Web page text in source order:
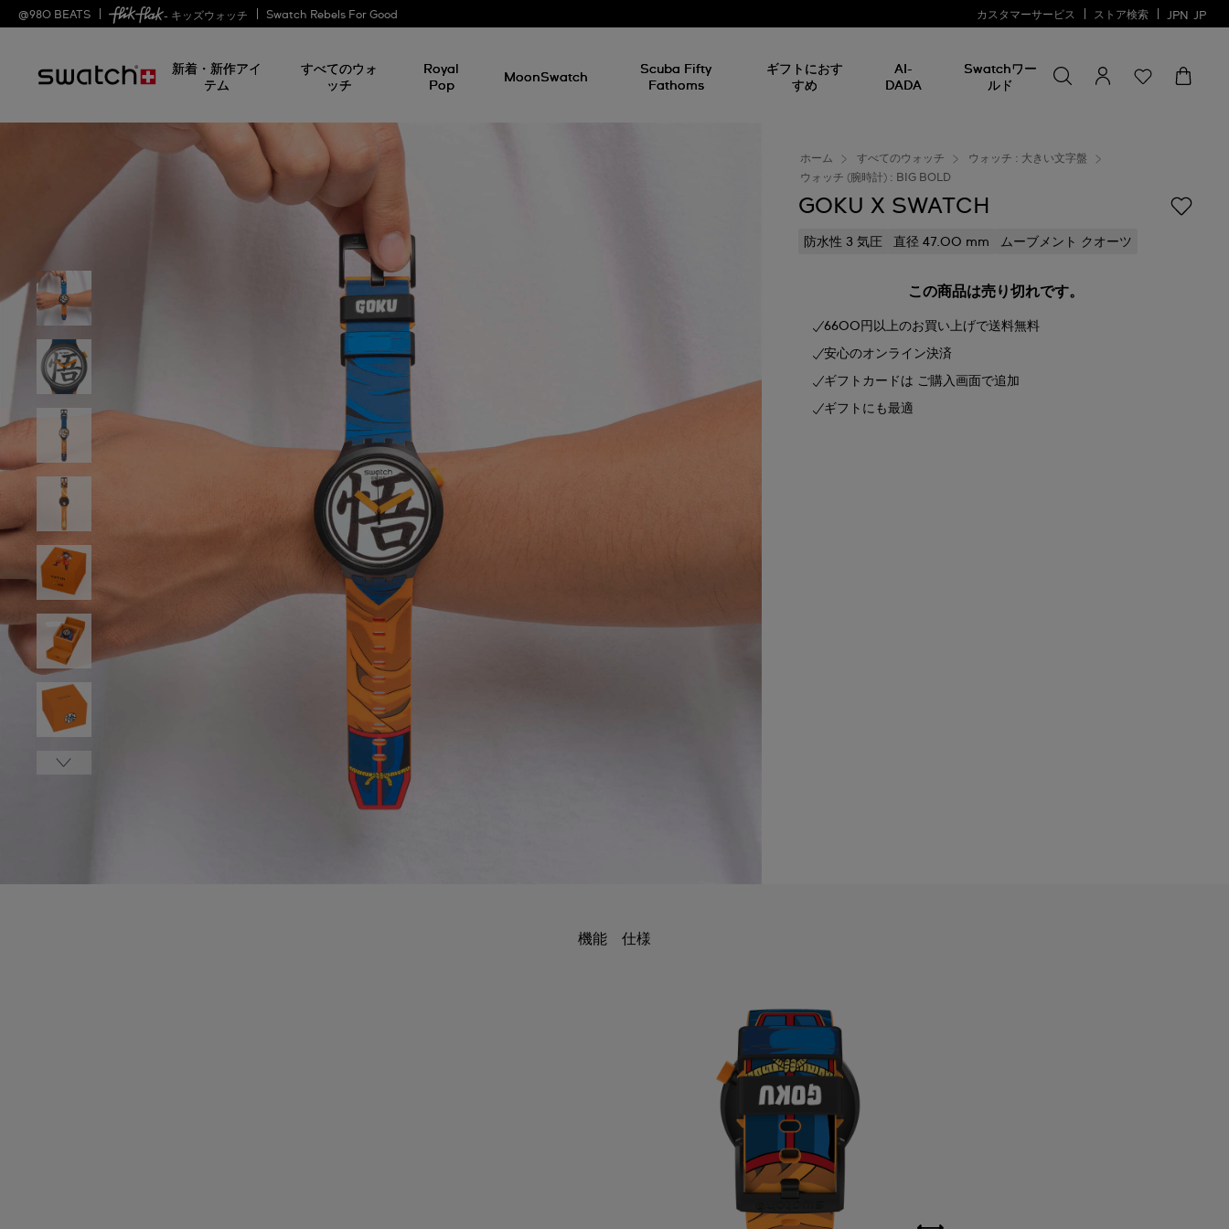
@980 BEATS - キッズウォッチ Swatch Rebels For Good カスタマーサービス ストア検索 JPN JP
新着・新作アイ
テム
すべてのウォ
ッチ
Royal
Pop
MoonSwatch
Scuba Fifty
Fathoms
ギフトにおす
すめ
AI-
DADA
Swatchワー
ルド
か
を
ホーム すべてのウォッチ
ウォッチ : 大きい文字盤
ウォッチ (腕時計) : BIG BOLD
GOKU X SWATCH
防水性 3 気圧 直径 47.00 mm ムーブメント クオーツ
この商品は売り切れです。
6600円以上のお買い上げで送料無料
安心のオンライン決済
ギフトカードは ご購入画面で追加
ギフトにも最適
機能 仕様